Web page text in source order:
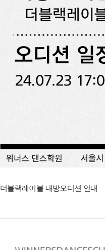
더블랙레이블 내방오디션 안내